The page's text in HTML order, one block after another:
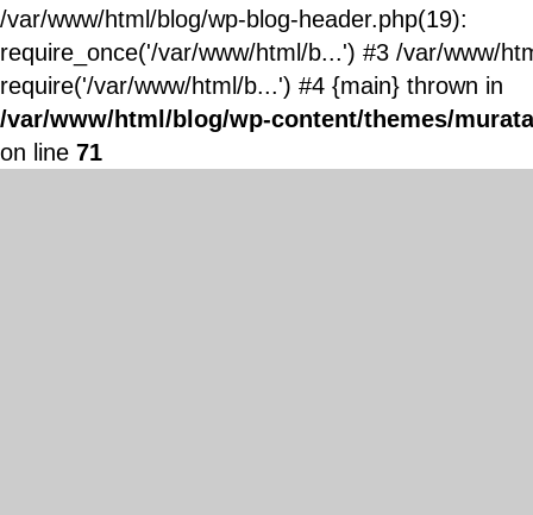
/var/www/html/blog/wp-blog-header.php(19):
require_once('/var/www/html/b...') #3 /var/www/
require('/var/www/html/b...') #4 {main} thrown in
/var/www/html/blog/wp-content/themes/
on line 71